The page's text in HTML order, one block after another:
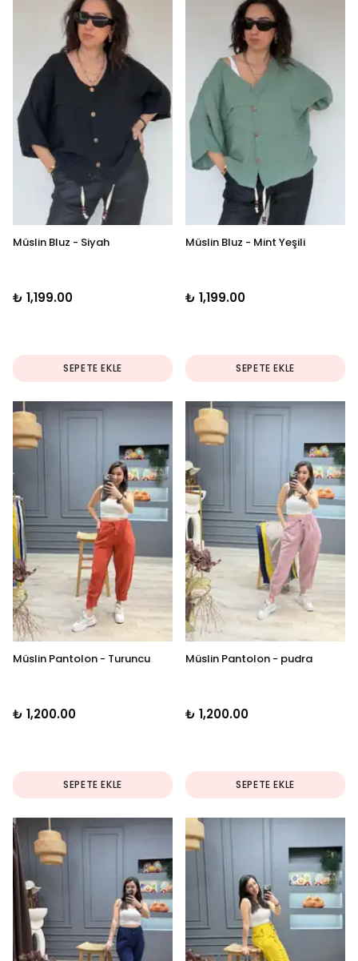
Müslin Bluz - Siyah
₺ 1,199.00
SEPETE EKLE
Müslin Bluz - Mint Yeşili
₺ 1,199.00
SEPETE EKLE
Müslin Pantolon - Turuncu
₺ 1,200.00
SEPETE EKLE
Müslin Pantolon - pudra
₺ 1,200.00
SEPETE EKLE